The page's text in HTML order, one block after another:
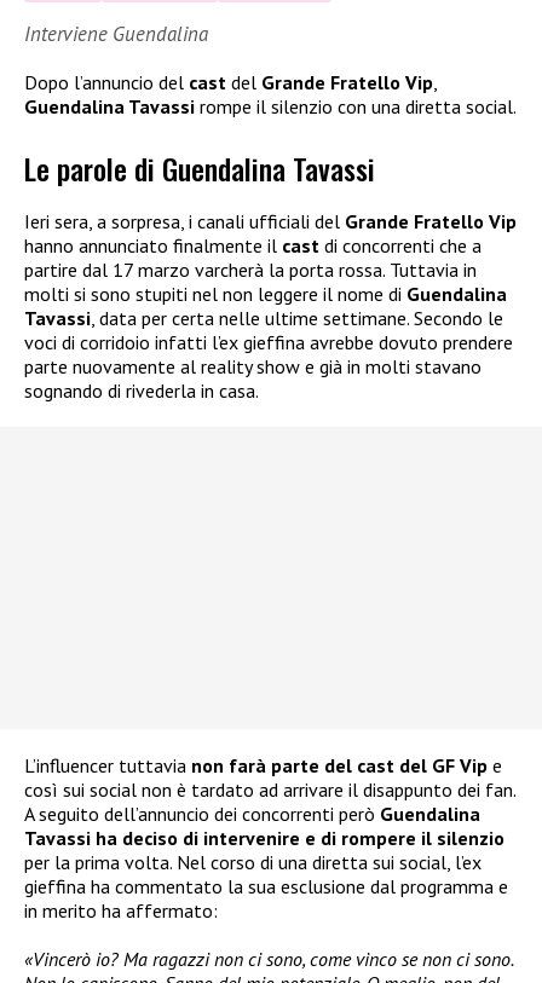
Interviene Guendalina
Dopo l’annuncio del cast del Grande Fratello Vip,
Guendalina Tavassi rompe il silenzio con una diretta social.
Le parole di Guendalina Tavassi
Ieri sera, a sorpresa, i canali ufficiali del Grande Fratello Vip
hanno annunciato finalmente il cast di concorrenti che a
partire dal 17 marzo varcherà la porta rossa. Tuttavia in
molti si sono stupiti nel non leggere il nome di Guendalina
Tavassi , data per certa nelle ultime settimane. Secondo le
voci di corridoio infatti l’ex gieffina avrebbe dovuto prendere
parte nuovamente al reality show e già in molti stavano
sognando di rivederla in casa.
L’influencer tuttavia non farà parte del cast del GF Vip e
così sui social non è tardato ad arrivare il disappunto dei fan.
A seguito dell’annuncio dei concorrenti però Guendalina
Tavassi ha deciso di intervenire e di rompere il silenzio
per la prima volta. Nel corso di una diretta sui social, l’ex
gieffina ha commentato la sua esclusione dal programma e
in merito ha affermato:
«Vincerò io? Ma ragazzi non ci sono, come vinco se non ci sono.